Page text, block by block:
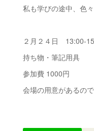
私も学びの途中、色
２月２４日 13:00-
持ち物・筆記用具
参加費 1000円
会場の用意があるの